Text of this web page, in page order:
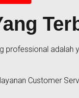
professional adalah
Customer